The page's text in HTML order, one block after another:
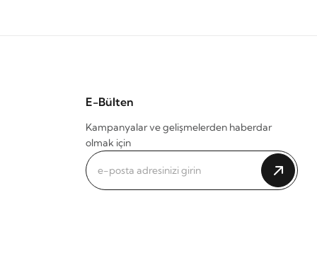
E-Bülten
Kampanyalar ve gelişmelerden haberdar
olmak için